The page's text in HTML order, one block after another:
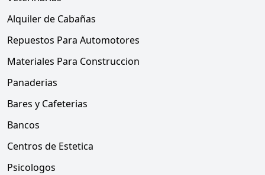
Alquiler de Cabañas
Repuestos Para Automotores
Materiales Para Construccion
Panaderias
Bares y Cafeterias
Bancos
Centros de Estetica
Psicologos